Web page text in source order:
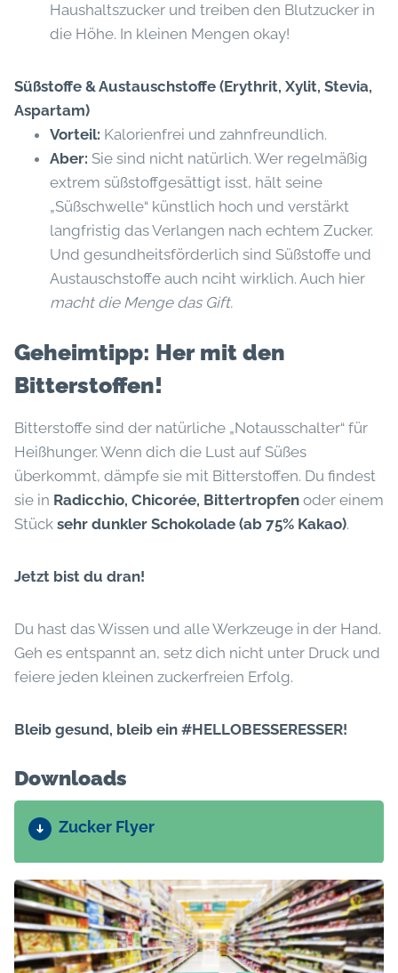
Haushaltszucker und treiben den Blutzucker in
die Höhe. In kleinen Mengen okay!
Süßstoffe & Austauschstoffe (Erythrit, Xylit, Stevia,
Aspartam)
Vorteil: Kalorienfrei und zahnfreundlich.
Aber: Sie sind nicht natürlich. Wer regelmäßig
extrem süßstoffgesättigt isst, hält seine
„Süßschwelle“ künstlich hoch und verstärkt
langfristig das Verlangen nach echtem Zucker.
Und gesundheitsförderlich sind Süßstoffe und
Austauschstoffe auch nciht wirklich. Auch hier
macht die Menge das Gift.
Geheimtipp: Her mit den
Bitterstoffen!
Bitterstoffe sind der natürliche „Notausschalter“ für
Heißhunger. Wenn dich die Lust auf Süßes
überkommt, dämpfe sie mit Bitterstoffen. Du findest
sie in Radicchio, Chicorée, Bittertropfen oder einem
Stück sehr dunkler Schokolade (ab 75% Kakao).
Jetzt bist du dran!
Du hast das Wissen und alle Werkzeuge in der Hand.
Geh es entspannt an, setz dich nicht unter Druck und
feiere jeden kleinen zuckerfreien Erfolg.
Bleib gesund, bleib ein #HELLOBESSERESSER!
Downloads
Zucker Flyer